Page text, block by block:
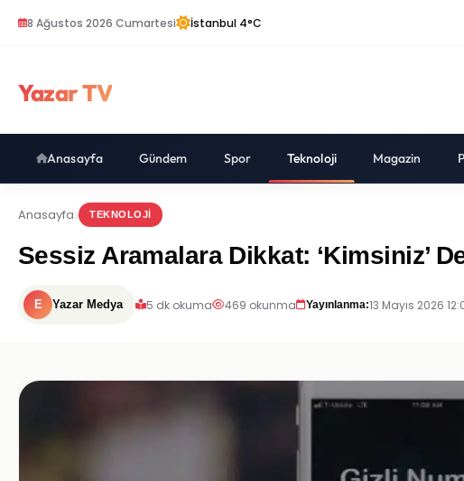
8 Ağustos 2026 Cumartesi İstanbul 4°C
Yazar TV
Anasayfa Gündem Spor Teknoloji Magazin
Anasayfa TEKNOLOJI
Sessiz Aramalara Dikkat: ‘Kimsiniz’
E Yazar Medya 5 dk okuma 469 okunma Yayınlanma:13 Mayıs 2026